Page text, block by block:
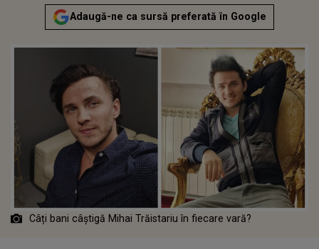
Adaugă-ne ca sursă preferată în Google
Câți bani câștigă Mihai Trăistariu în fiecare vară?